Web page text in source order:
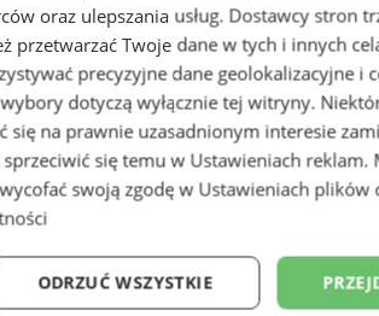
trafi w ręce
To sugeruje były
Co na obecne władze?
kryminalne w Zabrzu
oraz ulepszania usług. Dostawcy stron
przetwarzać Twoje dane w tych i innych
precyzyjne dane geolokalizacyjne i
dotyczą wyłącznie tej witryny.
się na prawnie uzasadnionym interesie
się temu w Ustawieniach reklam.
swoją zgodę w Ustawieniach plików
ODRZUĆ WSZYSTKIE